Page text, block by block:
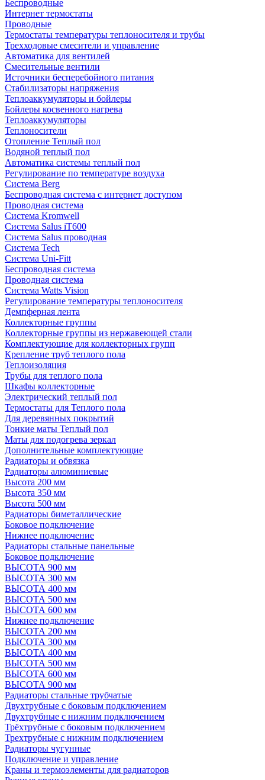
Беспроводные
Интернет термостаты
Проводные
Термостаты температуры теплоносителя и трубы
Трехходовые смесители и управление
Автоматика для вентилей
Смесительные вентили
Источники бесперебойного питания
Стабилизаторы напряжения
Теплоаккумуляторы и бойлеры
Бойлеры косвенного нагрева
Теплоаккумуляторы
Теплоносители
Отопление Теплый пол
Водяной теплый пол
Автоматика системы теплый пол
Регулирование по температуре воздуха
Система Berg
Беспроводная система с интернет доступом
Проводная система
Система Kromwell
Система Salus iT600
Система Salus проводная
Система Tech
Система Uni-Fitt
Беспроводная система
Проводная система
Система Watts Vision
Регулирование температуры теплоносителя
Демпферная лента
Коллекторные группы
Коллекторные группы из нержавеющей стали
Комплектующие для коллекторных групп
Крепление труб теплого пола
Теплоизоляция
Трубы для теплого пола
Шкафы коллекторные
Электрический теплый пол
Термостаты для Теплого пола
Для деревянных покрытий
Тонкие маты Теплый пол
Маты для подогрева зеркал
Дополнительные комплектующие
Радиаторы и обвязка
Радиаторы алюминиевые
Высота 200 мм
Высота 350 мм
Высота 500 мм
Радиаторы биметаллические
Боковое подключение
Нижнее подключение
Радиаторы стальные панельные
Боковое подключение
ВЫСОТА 900 мм
ВЫСОТА 300 мм
ВЫСОТА 400 мм
ВЫСОТА 500 мм
ВЫСОТА 600 мм
Нижнее подключение
ВЫСОТА 200 мм
ВЫСОТА 300 мм
ВЫСОТА 400 мм
ВЫСОТА 500 мм
ВЫСОТА 600 мм
ВЫСОТА 900 мм
Радиаторы стальные трубчатые
Двухтрубные с боковым подключением
Двухтрубные с нижним подключением
Трёхтрубные с боковым подключением
Трехтрубные с нижним подключением
Радиаторы чугунные
Подключение и управление
Краны и термоэлементы для радиаторов